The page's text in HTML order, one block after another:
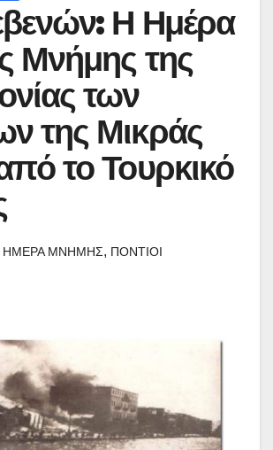
Η Ημέρα
Μνήμης της
των
της Μικράς
το Τουρκικό
ΗΜΕΡΑ ΜΝΗΜΗΣ, ΠΟΝΤΙΟΙ